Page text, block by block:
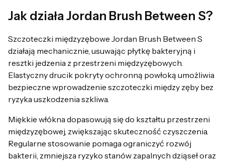
Jak działa Jordan Brush Between S?
Szczoteczki międzyzębowe Jordan Brush Between S
działają mechanicznie, usuwając płytkę bakteryjną i
resztki jedzenia z przestrzeni międzyzębowych.
Elastyczny drucik pokryty ochronną powłoką umożliwia
bezpieczne wprowadzenie szczoteczki między zęby bez
ryzyka uszkodzenia szkliwa.
Miękkie włókna dopasowują się do kształtu przestrzeni
międzyzębowej, zwiększając skuteczność czyszczenia.
Regularne stosowanie pomaga ograniczyć rozwój
bakterii, zmniejsza ryzyko stanów zapalnych dziąseł oraz